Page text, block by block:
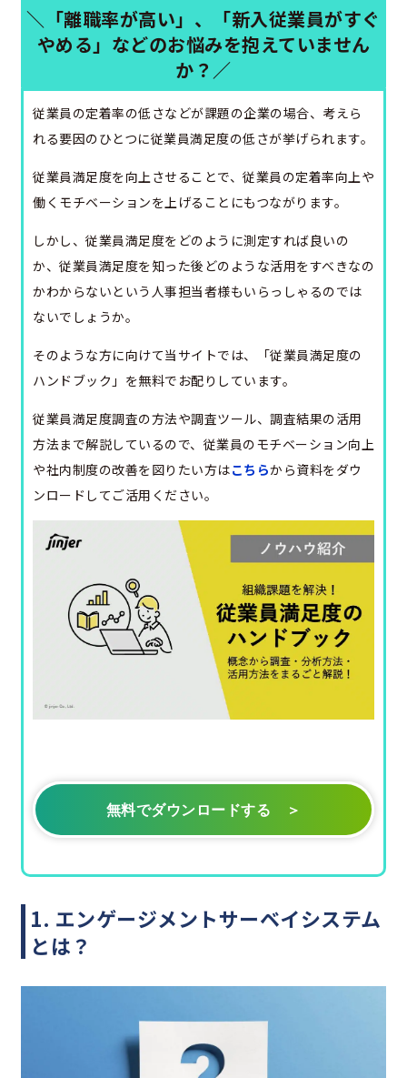
＼「離職率が高い」、「新入従業員がすぐ
やめる」などのお悩みを抱えていません
か？／
従業員の定着率の低さなどが課題の企業の場合、考えら
れる要因のひとつに従業員満足度の低さが挙げられます。
従業員満足度を向上させることで、従業員の定着率向上や
働くモチベーションを上げることにもつながります。
しかし、従業員満足度をどのように測定すれば良いの
か、従業員満足度を知った後どのような活用をすべきなの
かわからないという人事担当者様もいらっしゃるのでは
ないでしょうか。
そのような方に向けて当サイトでは、「従業員満足度の
ハンドブック」を無料でお配りしています。
従業員満足度調査の方法や調査ツール、調査結果の活用
方法まで解説しているので、従業員のモチベーション向上
や社内制度の改善を図りたい方はこちらから資料をダウ
ンロードしてご活用ください。
無料でダウンロードする ＞
1. エンゲージメントサーベイシステム
とは？